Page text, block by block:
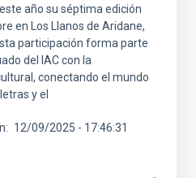
año su séptima edición
en Los Llanos de Aridane,
participación forma parte
del IAC con la
conectando el mundo
y el
12/09/2025 - 17:46:31